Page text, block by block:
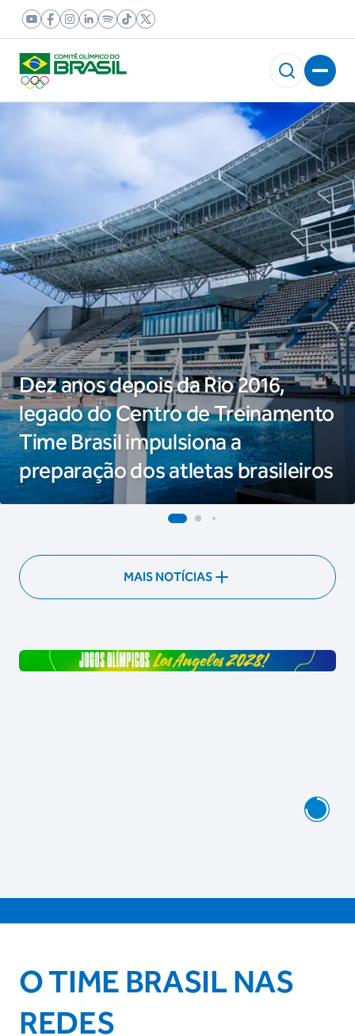
Dez anos depois da Rio 2016,
legado do Centro de Treinamento
Time Brasil impulsiona a
preparação dos atletas brasileiros
MAIS NOTÍCIAS
O TIME BRASIL NAS
REDES